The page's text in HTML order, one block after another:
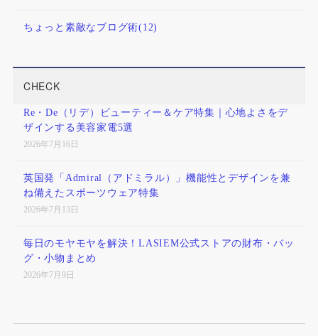
ちょっと素敵なブログ術(12)
CHECK
Re・De（リデ）ビューティー＆ケア特集｜心地よさをデ
ザインする美容家電5選
2026年7月16日
英国発「Admiral（アドミラル）」機能性とデザインを兼
ね備えたスポーツウェア特集
2026年7月13日
毎日のモヤモヤを解決！LASIEM公式ストアの財布・バッ
グ・小物まとめ
2026年7月9日